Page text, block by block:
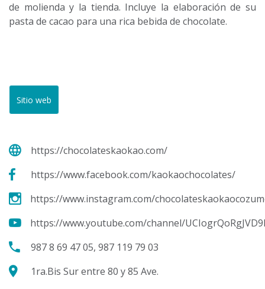
de molienda y la tienda. Incluye la elaboración de su
pasta de cacao para una rica bebida de chocolate.
Sitio web
https://chocolateskaokao.com/
https://www.facebook.com/kaokaochocolates/
https://www.instagram.com/
https://www.youtube.com/channel/
987 8 69 47 05, 987 119 79 03
1ra.Bis Sur entre 80 y 85 Ave.